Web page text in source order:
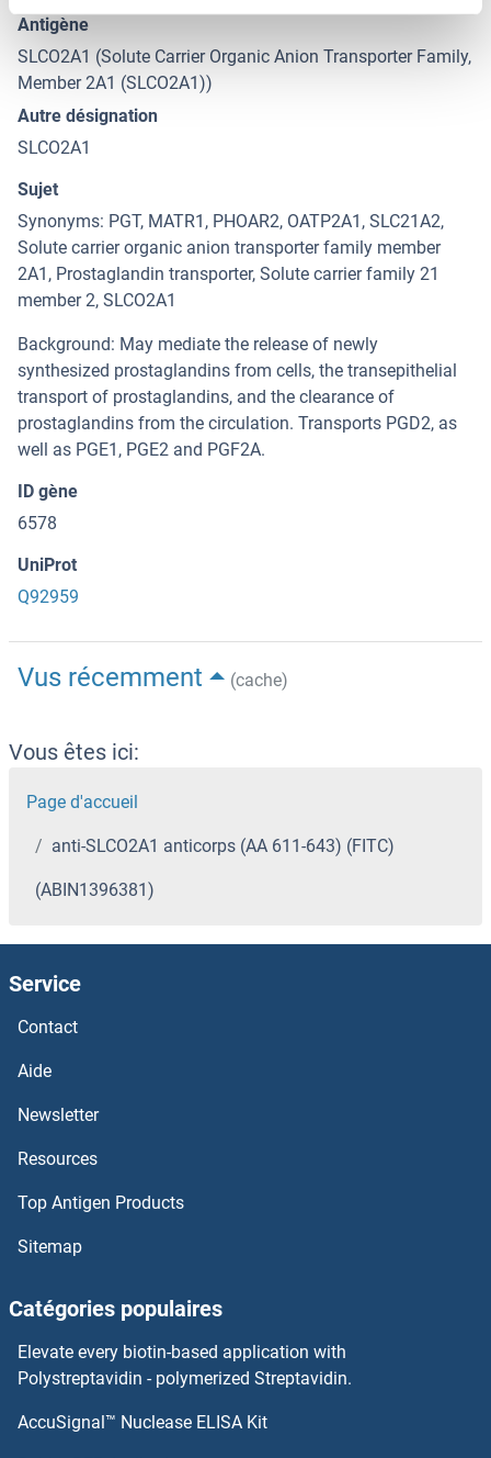
Antigène
SLCO2A1 (Solute Carrier Organic Anion Transporter Family,
Member 2A1 (SLCO2A1))
Autre désignation
SLCO2A1
Sujet
Synonyms: PGT, MATR1, PHOAR2, OATP2A1, SLC21A2,
Solute carrier organic anion transporter family member
2A1, Prostaglandin transporter, Solute carrier family 21
member 2, SLCO2A1
Background: May mediate the release of newly
synthesized prostaglandins from cells, the transepithelial
transport of prostaglandins, and the clearance of
prostaglandins from the circulation. Transports PGD2, as
well as PGE1, PGE2 and PGF2A.
ID gène
6578
UniProt
Q92959
Vus récemment (cache)
Vous êtes ici:
Page d'accueil
anti-SLCO2A1 anticorps (AA 611-643) (FITC)
(ABIN1396381)
Service
Contact
Aide
Newsletter
Resources
Top Antigen Products
Sitemap
Catégories populaires
Elevate every biotin-based application with
Polystreptavidin - polymerized Streptavidin.
AccuSignal™ Nuclease ELISA Kit